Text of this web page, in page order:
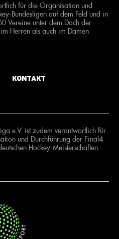
für die Organisation und
Bundesligen auf dem Feld und in
Vereine unter dem Dach der
Herren als auch im Damen
Kontakt
e.V. ist zudem verantwortlich für
und Durchführung der Final4
Hockey-Meisterschaften.